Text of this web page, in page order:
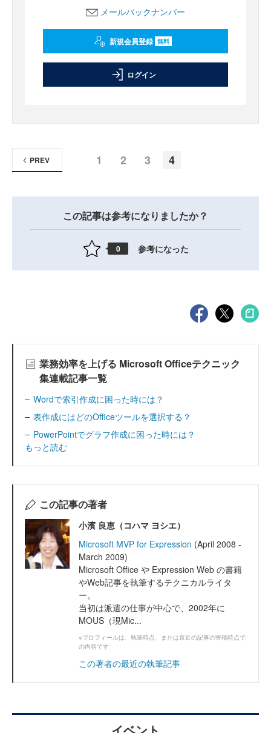
メールバックナンバー
新規会員登録 無料
ログイン
1 2 3 4
PREV
この記事は参考になりましたか？
0 参考になった
業務効率を上げる Microsoft Officeテクニック
集連載記事一覧
Wordで索引作成に困った時には？
表作成にはどのOfficeツールを選択する？
PowerPointでグラフ作成に困った時には？
もっと読む
この記事の著者
小濱 良恵（コハマ ヨシエ）
Microsoft MVP for Expression (April 2008 -
March 2009)
Microsoft Office や Expression Web の書籍
やWeb記事を執筆するテクニカルライタ
ー。
当初は派遣の仕事が中心で、2002年に
MOUS（現Mic...
※プロフィールは、執筆時点、または直近の記事の寄稿時点で
の内容です
この著者の最近の執筆記事